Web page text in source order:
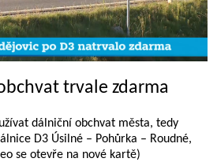
trvale zdarma
dálniční obchvat města, tedy
D3 Úsilné – Pohůrka – Roudné,
se otevře na nové kartě)